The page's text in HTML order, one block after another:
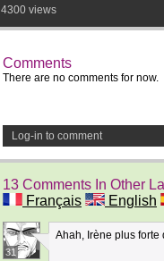
4300 views
Comments
There are no comments for now.
Log-in to comment
13 Comments In Other
Français
English
31
Ahah, Irène plus